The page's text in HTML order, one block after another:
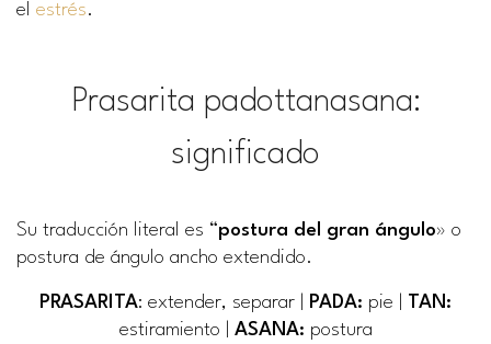
el estrés.
Prasarita padottanasana:
significado
Su traducción literal es “postura del gran ángulo» o
postura de ángulo ancho extendido.
PRASARITA: extender, separar | PADA: pie |
TAN:
estiramiento | ASANA: postura